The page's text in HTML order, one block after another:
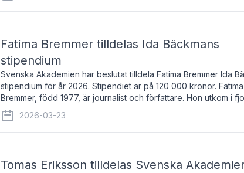
Fatima Bremmer tilldelas Ida Bäckmans
stipendium
Svenska Akademien har beslutat tilldela Fatima Bremmer Ida
stipendium för år 2026. Stipendiet är på 120 000 kronor. Fatima
Bremmer, född 1977, är journalist och författare. Hon utkom i
boken Ligan. Klarakvarterens blodsyst
2026-03-23
Tomas Eriksson tilldelas Svenska